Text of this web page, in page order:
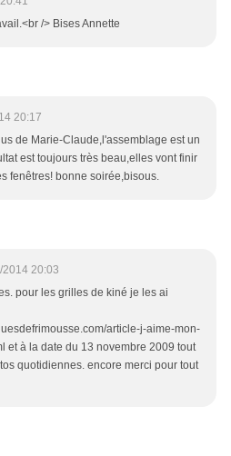
/> Bises Annette
20:17
de Marie-Claude,l'assemblage est un
est toujours très beau,elles vont finir
fenêtres! bonne soirée,bisous.
2014 20:03
pour les grilles de kiné je les ai
article-j-aime-mon-
et à la date du 13 novembre 2009 tout
quotidiennes. encore merci pour tout